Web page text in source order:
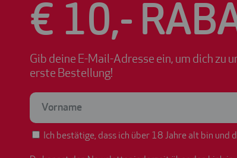
€ 10,-
Gib deine E-Mail-Adresse ein, um dich zu
erste Bestellung!
Ich bestätige, dass ich über 18 Jahre alt bin und